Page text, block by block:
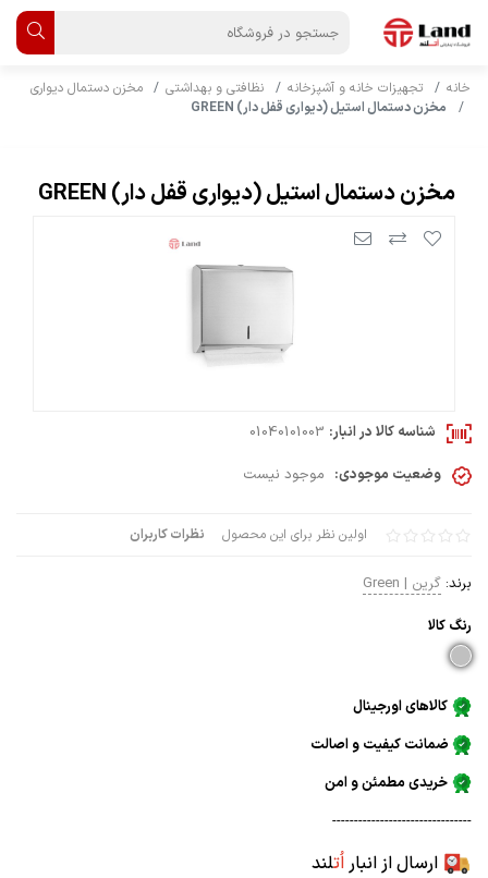
خانه تجهیزات خانه و آشپزخانه نظافتی و بهداشتی
مخزن دستمال دیواری
مخزن دستمال استیل (دیواری قفل دار) GREEN
مخزن دستمال استیل (دیواری قفل دار) GREEN
اولین نظر برای این محصول نظرات کاربران
برند: گرین | Green
رنگ كالا
کالاهای اورجینال
ضمانت کیفیت و اصالت
خریدی مطمئن و امن
--------------------------------
ارسال از انباراُتلند
شناسه کالا در انبار: 01040101003
وضعیت موجودی: موجود نیست